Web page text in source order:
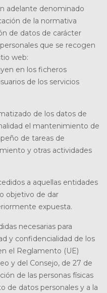
adelante denominado
de la normativa
de datos de carácter
que se recogen
web:
en los ficheros
de los servicios
de los datos de
el mantenimiento de
de tareas de
y otras actividades
a aquellas entidades
objetivo de dar
expuesta.
necesarias para
y confidencialidad de los
el Reglamento (UE)
y del Consejo, de 27 de
de las personas físicas
de datos personales y a la